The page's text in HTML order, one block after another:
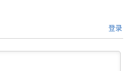
登录